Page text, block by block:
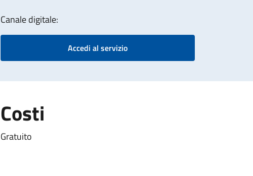
Canale digitale:
Accedi al servizio
Costi
Gratuito